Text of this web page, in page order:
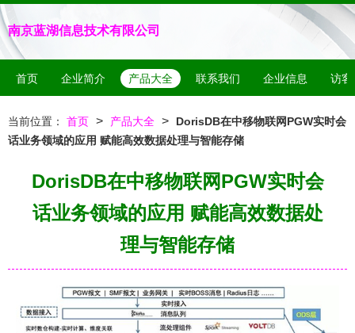
南京蓝湖信息技术有限公司
首页 企业简介 产品大全 联系我们 企业信息 访客
当前位置： 首页 > 产品大全 >
DorisDB在中移物联网PGW实时会
话业务领域的应用 赋能高效数据处理与智能存储
DorisDB在中移物联网PGW实时会
话业务领域的应用 赋能高效数据处
理与智能存储